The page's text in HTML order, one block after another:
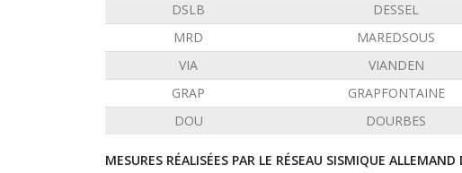
DSLB
DESSEL
MRD
MAREDSOUS
VIA
VIANDEN
GRAP
GRAPFONTAINE
DOU
DOURBES
MESURES RÉALISÉES PAR LE RÉSEAU SISMIQUE